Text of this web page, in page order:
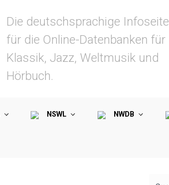
Die deutschsprachige Infoseite
für die Online-Datenbanken für
Klassik, Jazz, Weltmusik und
Hörbuch.
NSWL NWDB